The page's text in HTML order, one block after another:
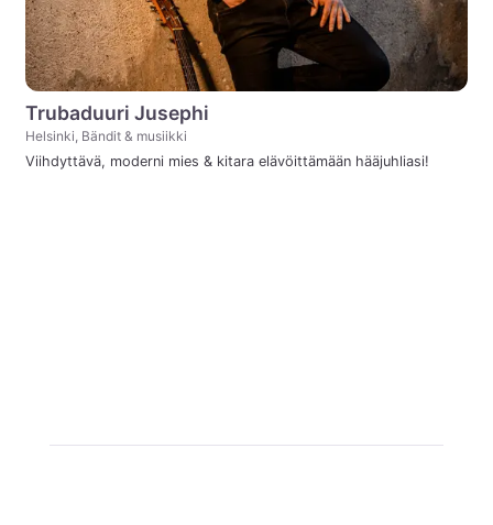
Trubaduuri Jusephi
Helsinki, Bändit & musiikki
Viihdyttävä, moderni mies & kitara elävöittämään hääjuhliasi!